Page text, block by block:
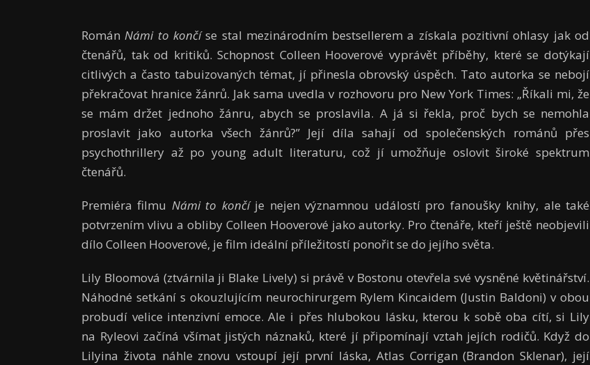
RománNámi to končíse stal mezinárodním bestsellerem a získala pozitivní ohlasy jak od
čtenářů, tak od kritiků. Schopnost Colleen Hooverové vyprávět příběhy, které se dotýkají
citlivých a často tabuizovaných témat, jí přinesla obrovský úspěch. Tato autorka se nebojí
překračovat hranice žánrů. Jak sama uvedla v rozhovoru pro New York Times: „Říkali mi, že
se mám držet jednoho žánru, abych se proslavila. A já si řekla, proč bych se nemohla
proslavit jako autorka všech žánrů?” Její díla sahají od společenských románů přes
psychothrillery až po young adult literaturu, což jí umožňuje oslovit široké spektrum
čtenářů.
Premiéra filmu Námi to končíje nejen významnou událostí pro fanoušky knihy, ale také
potvrzením vlivu a obliby Colleen Hooverové jako autorky. Pro čtenáře, kteří ještě neobjevili
dílo Colleen Hooverové, je film ideální příležitostí ponořit se do jejího světa.
Lily Bloomová (ztvárnila ji Blake Lively) si právě v Bostonu otevřela své vysněné květinářství.
Náhodné setkání s okouzlujícím neurochirurgem Rylem Kincaidem (Justin Baldoni) v obou
probudí velice intenzivní emoce. Ale i přes hlubokou lásku, kterou k sobě oba cítí, si Lily
na Ryleovi začíná všímat jistých náznaků, které jí připomínají vztah jejích rodičů. Když do
Lilyina života náhle znovu vstoupí její první láska, Atlas Corrigan (Brandon Sklenar), její